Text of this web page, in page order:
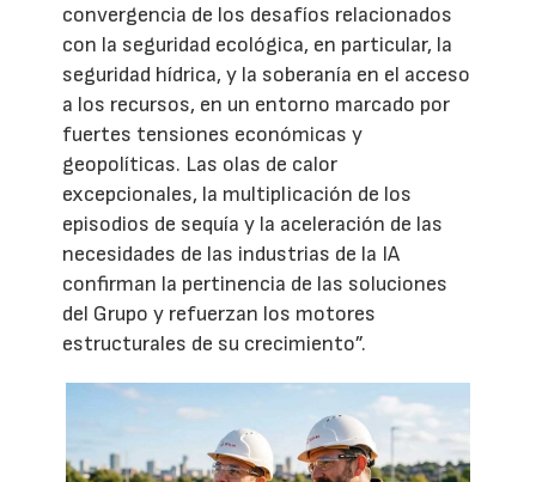
convergencia de los desafíos relacionados
con la seguridad ecológica, en particular, la
seguridad hídrica, y la soberanía en el acceso
a los recursos, en un entorno marcado por
fuertes tensiones económicas y
geopolíticas. Las olas de calor
excepcionales, la multiplicación de los
episodios de sequía y la aceleración de las
necesidades de las industrias de la IA
confirman la pertinencia de las soluciones
del Grupo y refuerzan los motores
estructurales de su crecimiento”.